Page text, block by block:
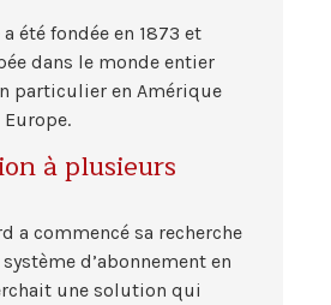
a été fondée en 1873 et
dans le monde entier
particulier en Amérique
à plusieurs
a commencé sa recherche
d’abonnement en
une solution qui